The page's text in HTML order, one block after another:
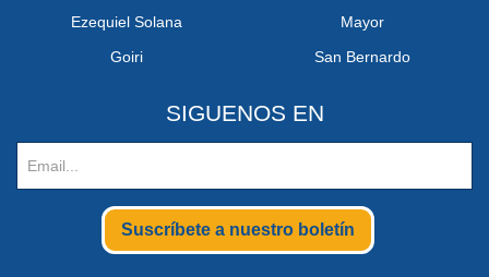
Ezequiel Solana
Goiri
Mayor
San Bernardo
SIGUENOS EN
Suscríbete a nuestro boletín